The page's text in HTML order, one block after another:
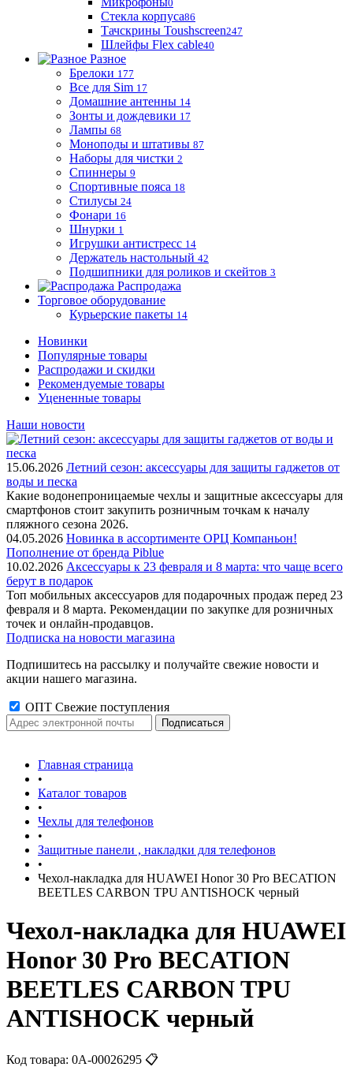
0
Стекла корпуса86
Тачскрины Toushscreen247
Шлейфы Flex cable40
Разное
Брелоки 177
Все для Sim 17
Домашние антенны 14
Зонты и дождевики 17
Лампы 68
Моноподы и штативы 87
Наборы для чистки 2
Спиннеры 9
Спортивные пояса 18
Стилусы 24
Фонари 16
Шнурки 1
Игрушки антистресс 14
Держатель настольный 42
Подшипники для роликов и скейтов 3
Распродажа
Торговое оборудование
Курьерские пакеты 14
Новинки
Популярные товары
Распродажи и скидки
Рекомендуемые товары
Уцененные товары
Наши новости
15.06.2026 Летний сезон: аксессуары для защиты гаджетов от
воды и песка
Какие водонепроницаемые чехлы и защитные аксессуары для
смартфонов стоит закупить розничным точкам к началу
пляжного сезона 2026.
04.05.2026 Новинка в ассортименте OРЦ Компаньон!
Пополнение от бренда Piblue
10.02.2026 Аксессуары к 23 февраля и 8 марта: что чаще всего
берут в подарок
Топ мобильных аксессуаров для подарочных продаж перед 23
февраля и 8 марта. Рекомендации по закупке для розничных
точек и онлайн-продавцов.
Подписка на новости магазина
Подпишитесь на рассылку и получайте свежие новости и
акции нашего магазина.
ОПТ Свежие поступления
Главная страница
•
Каталог товаров
•
Чехлы для телефонов
•
Защитные панели , накладки для телефонов
•
Чехол-накладка для HUAWEI Honor 30 Pro BECATION
BEETLES CARBON TPU ANTISHOCK черный
Чехол-накладка для HUAWEI
Honor 30 Pro BECATION
BEETLES CARBON TPU
ANTISHOCK черный
Код товара: 0А-00026295 📋